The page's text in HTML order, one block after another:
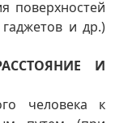
поверхностей
и др.)
И
человека к